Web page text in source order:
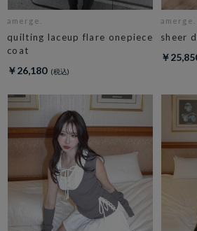
amerge.
quilting laceup flare onepiece
coat
￥26,180
amerge.
sheer
￥